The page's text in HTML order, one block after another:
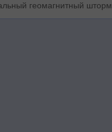
геомагнитный шторм